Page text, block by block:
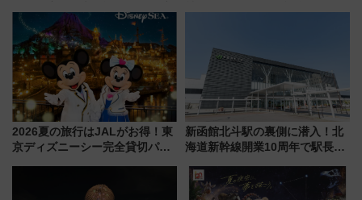
舗が集結した食の空間を徹底解
剖！（9/10開業）
2026夏の旅行はJALがお得！東
京ディズニーシー完全貸切パー
線に2回搭乗」
新函館北斗駅の裏側に潜入！北
海道新幹線開業10周年で駅長
ト 参加方法や体験内容を紹介